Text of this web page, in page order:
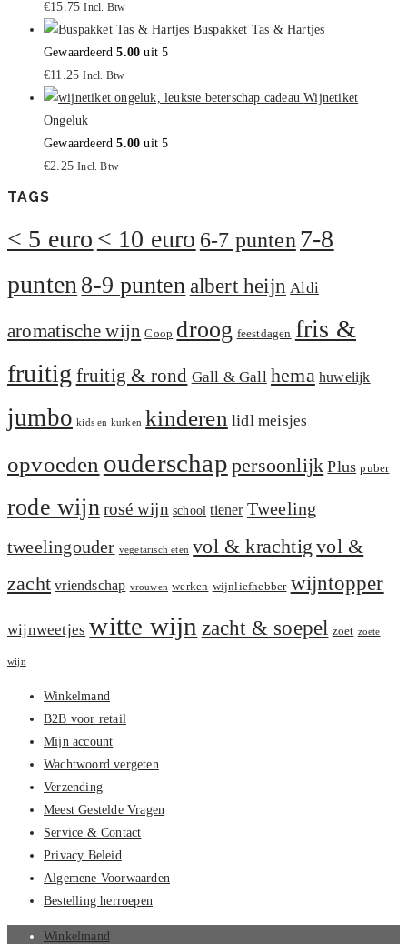
€15.75 Incl. Btw
Buspakket Tas & Hartjes
Gewaardeerd5.00 uit 5
€11.25 Incl. Btw
Wijnetiket
Ongeluk
Gewaardeerd5.00 uit 5
€2.25 Incl. Btw
TAGS
< 5 euro < 10 euro 6-7 punten7-8
punten8-9 puntenalbert heijn Aldi
aromatische wijn Coop droog feestdagen fris &
fruitig fruitig & rond Gall & Gall hema huwelijk
jumbo kids en kurken kinderen lidl meisjes
opvoeden ouderschap persoonlijk Plus puber
rode wijn rosé wijn school tiener Tweeling
tweelingouder vegetarisch eten vol & krachtig vol &
zacht vriendschap vrouwen werken wijnliefhebber wijntopper
wijnweetjes witte wijn zacht & soepel zoet zoete
wijn
Winkelmand
B2B voor retail
Mijn account
Wachtwoord vergeten
Verzending
Meest Gestelde Vragen
Service & Contact
Privacy Beleid
Algemene Voorwaarden
Bestelling herroepen
Winkelmand